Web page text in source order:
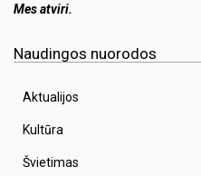
Mes atviri.
Naudingos nuorodos
Aktualijos
Kultūra
Švietimas